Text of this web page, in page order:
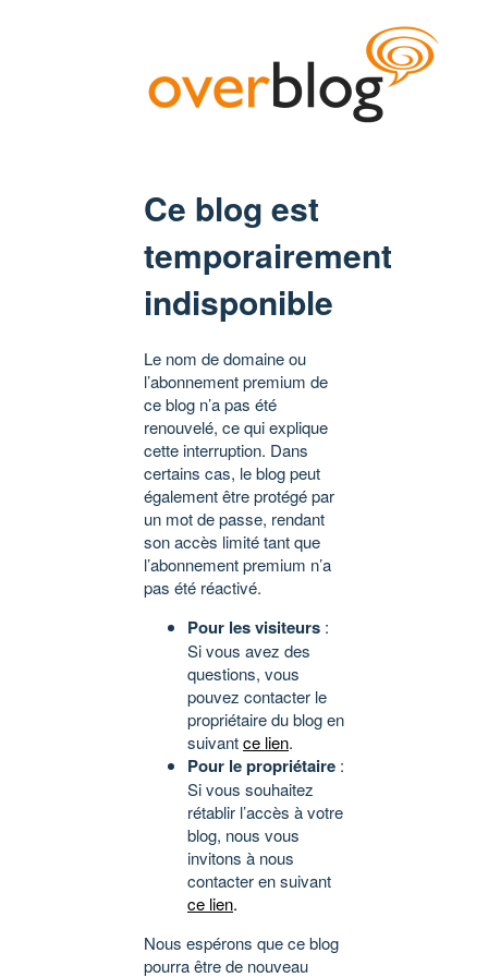
Ce blog est
temporairement
indisponible
Le nom de domaine ou
l’abonnement premium de
ce blog n’a pas été
renouvelé, ce qui explique
cette interruption. Dans
certains cas, le blog peut
également être protégé par
un mot de passe, rendant
son accès limité tant que
l’abonnement premium n’a
pas été réactivé.
Pour les visiteurs :
Si vous avez des
questions, vous
pouvez contacter le
propriétaire du blog en
suivantce lien.
Pour le propriétaire :
Si vous souhaitez
rétablir l’accès à votre
blog, nous vous
invitons à nous
contacter en suivant
ce lien.
Nous espérons que ce blog
pourra être de nouveau